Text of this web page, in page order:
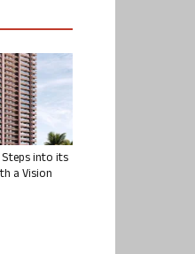
into its
a Vision